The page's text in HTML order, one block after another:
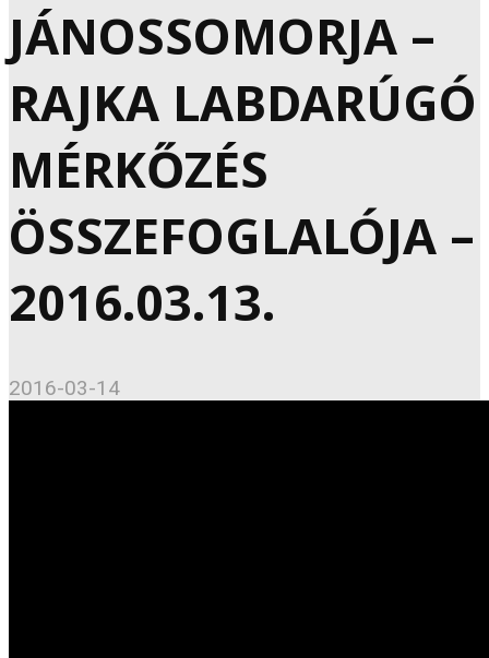
JÁNOSSOMORJA –
RAJKA LABDARÚGÓ
MÉRKŐZÉS
ÖSSZEFOGLALÓJA –
2016.03.13.
2016-03-14